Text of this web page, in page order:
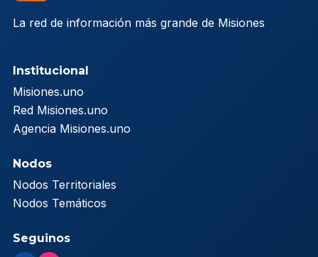
La red de información más grande de Misiones
Institucional
Misiones.uno
Red Misiones.uno
Agencia Misiones.uno
Nodos
Nodos Territoriales
Nodos Temáticos
Seguinos